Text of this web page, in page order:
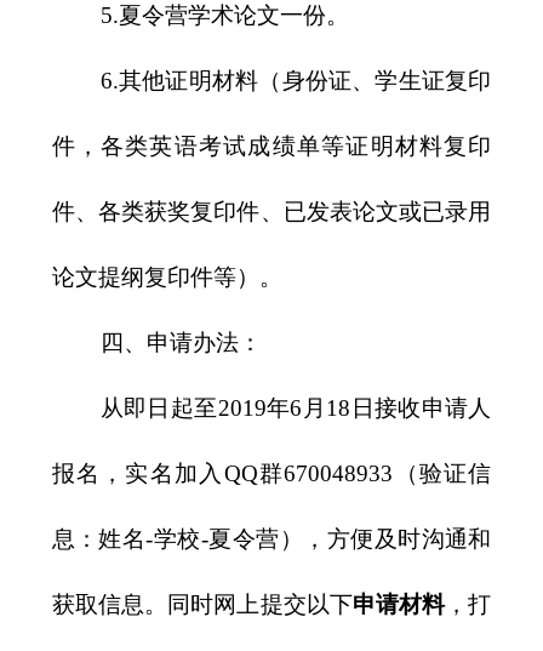
5.夏令营学术论文一份。
6.其他证明材料（身份证、学生证复印
件，各类英语考试成绩单等证明材料复印
件、各类获奖复印件、已发表论文或已录用
论文提纲复印件等）。
四、申请办法：
从即日起至2019年6 月 18 日接收申请人
报名，实名加入 QQ群670048933 （验证信
息：姓名-学校-夏令营），方便及时沟通和
获取信息。同时网上提交以下申请材料，打